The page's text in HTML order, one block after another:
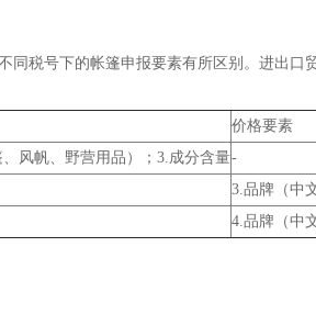
同税号下的帐篷申报要素有所区别。进出口
价格要素
风帆、野营用品）；3.成分含量-
3.品牌（中
4.品牌（中